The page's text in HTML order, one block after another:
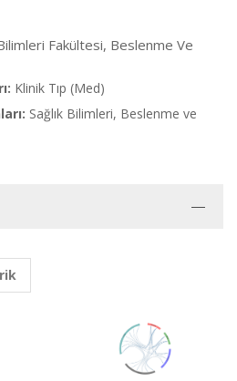
Fakültesi, Beslenme Ve
Klinik Tıp (Med)
Sağlık Bilimleri, Beslenme ve